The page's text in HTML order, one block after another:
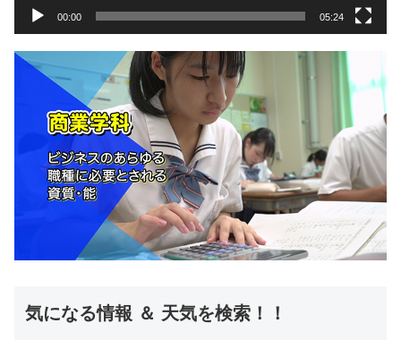
00:00 05:24
気になる情報 ＆ 天気を検索！！